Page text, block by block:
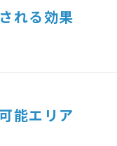
れる効果
能エリア